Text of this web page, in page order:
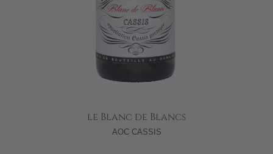
le Blanc de Blancs
AOC CASSIS